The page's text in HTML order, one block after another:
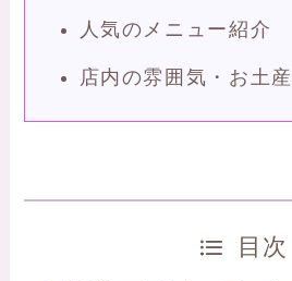
人気のメニュー紹介
店内の雰囲気・お土
目次